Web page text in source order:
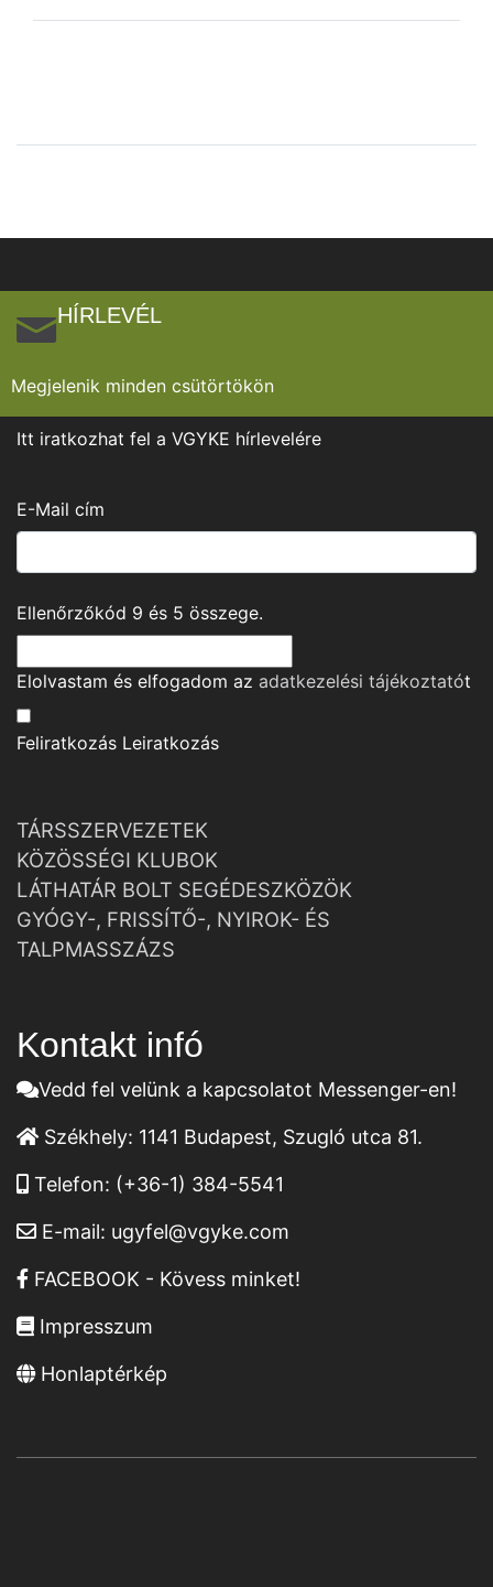
HÍRLEVÉL
Megjelenik minden csütörtökön
Itt iratkozhat fel a VGYKE hírlevelére
E-Mail cím
Ellenőrzőkód 9 és 5 összege.
Elolvastam és elfogadom az adatkezelési tájékoztatót
Feliratkozás Leiratkozás
TÁRSSZERVEZETEK
KÖZÖSSÉGI KLUBOK
LÁTHATÁR BOLT SEGÉDESZKÖZÖK
GYÓGY-, FRISSÍTŐ-, NYIROK- ÉS
TALPMASSZÁZS
Kontakt infó
Vedd fel velünk a kapcsolatot Messenger-en!
Székhely: 1141 Budapest, Szugló utca 81.
Telefon: (+36-1) 384-5541
E-mail: ugyfel@vgyke.com
FACEBOOK - Kövess minket!
Impresszum
Honlaptérkép